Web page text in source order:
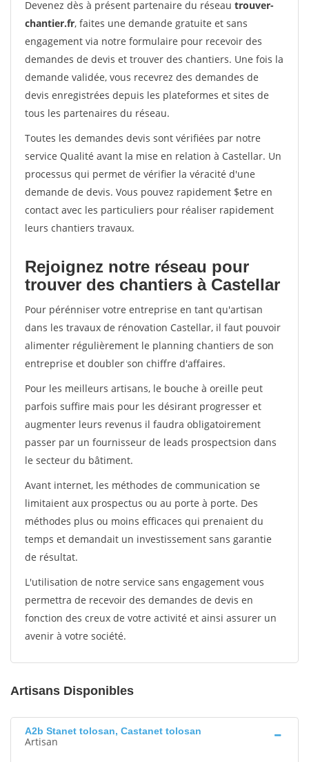
Devenez dès à présent partenaire du réseau trouver-
chantier.fr, faites une demande gratuite et sans
engagement via notre formulaire pour recevoir des
demandes de devis et trouver des chantiers. Une fois la
demande validée, vous recevrez des demandes de
devis enregistrées depuis les plateformes et sites de
tous les partenaires du réseau.
Toutes les demandes devis sont vérifiées par notre
service Qualité avant la mise en relation à Castellar. Un
processus qui permet de vérifier la véracité d'une
demande de devis. Vous pouvez rapidement $etre en
contact avec les particuliers pour réaliser rapidement
leurs chantiers travaux.
Rejoignez notre réseau pour
trouver des chantiers à Castellar
Pour pérénniser votre entreprise en tant qu'artisan
dans les travaux de rénovation Castellar, il faut pouvoir
alimenter régulièrement le planning chantiers de son
entreprise et doubler son chiffre d'affaires.
Pour les meilleurs artisans, le bouche à oreille peut
parfois suffire mais pour les désirant progresser et
augmenter leurs revenus il faudra obligatoirement
passer par un fournisseur de leads prospectsion dans
le secteur du bâtiment.
Avant internet, les méthodes de communication se
limitaient aux prospectus ou au porte à porte. Des
méthodes plus ou moins efficaces qui prenaient du
temps et demandait un investissement sans garantie
de résultat.
L'utilisation de notre service sans engagement vous
permettra de recevoir des demandes de devis en
fonction des creux de votre activité et ainsi assurer un
avenir à votre société.
Artisans Disponibles
A2b Stanet tolosan, Castanet tolosan
Artisan